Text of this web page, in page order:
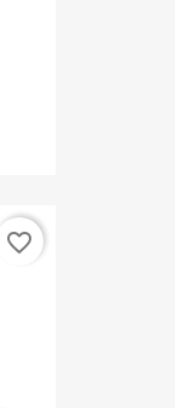
favorite_border